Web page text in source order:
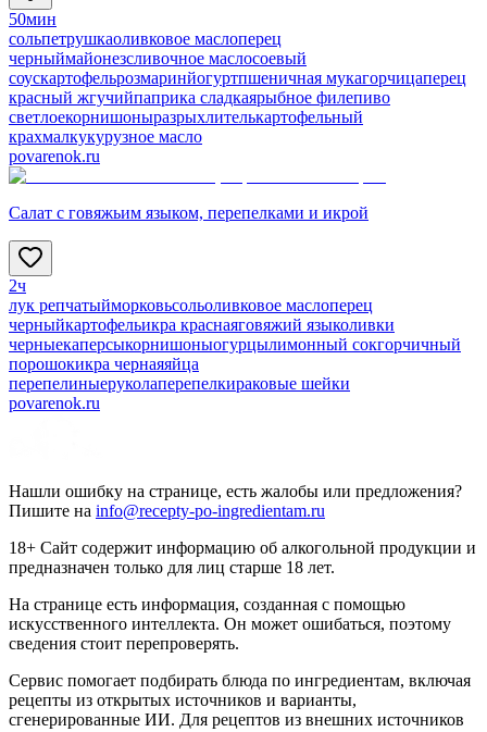
50мин
сольпетрушкаоливковое маслоперец
черныймайонезсливочное маслосоевый
соускартофельрозмаринйогуртпшеничная мукагорчицаперец
красный жгучийпаприка сладкаярыбное филепиво
светлоекорнишоныразрыхлителькартофельный
крахмалкукурузное масло
povarenok.ru
Салат с говяжьим языком, перепелками и икрой
2ч
лук репчатыйморковьсольоливковое маслоперец
черныйкартофельикра краснаяговяжий языколивки
черныекаперсыкорнишоныогурцылимонный сокгорчичный
порошокикра чернаяяйца
перепелиныеруколаперепелкираковые шейки
povarenok.ru
Нашли ошибку на странице, есть жалобы или предложения?
Пишите на info@recepty-po-ingredientam.ru
18+ Сайт содержит информацию об алкогольной продукции и
предназначен только для лиц старше 18 лет.
На странице есть информация, созданная с помощью
искусственного интеллекта. Он может ошибаться, поэтому
сведения стоит перепроверять.
Сервис помогает подбирать блюда по ингредиентам, включая
рецепты из открытых источников и варианты,
сгенерированные ИИ. Для рецептов из внешних источников